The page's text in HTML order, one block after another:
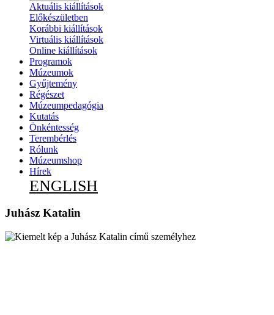
Aktuális kiállítások
Előkészületben
Korábbi kiállítások
Virtuális kiállítások
Online kiállítások
Programok
Múzeumok
Gyűjtemény
Régészet
Múzeumpedagógia
Kutatás
Önkéntesség
Terembérlés
Rólunk
Múzeumshop
Hírek
ENGLISH
Juhász Katalin